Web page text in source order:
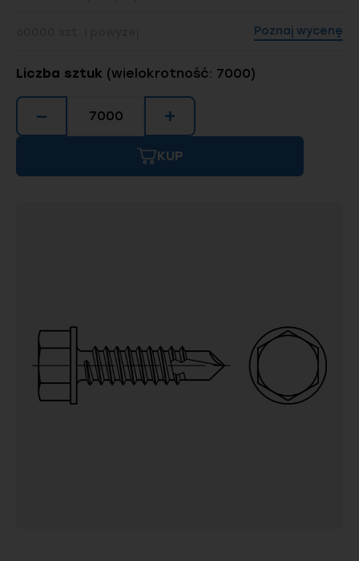
Poznaj wycenę
Liczba sztuk (wielokrotność: 7000)
− +
KUP